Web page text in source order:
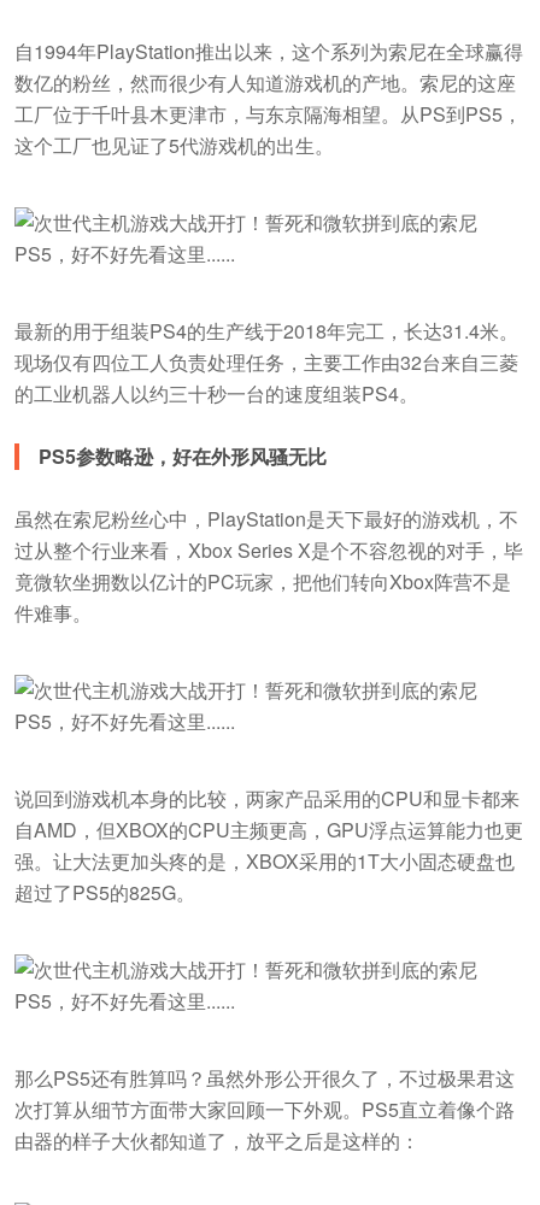
自1994年PlayStation推出以来，这个系列为索尼在全球赢得
数亿的粉丝，然而很少有人知道游戏机的产地。索尼的这座
工厂位于千叶县木更津市，与东京隔海相望。从PS到PS5，
这个工厂也见证了5代游戏机的出生。
最新的用于组装PS4的生产线于2018年完工，长达31.4米。
现场仅有四位工人负责处理任务，主要工作由32台来自三菱
的工业机器人以约三十秒一台的速度组装PS4。
PS5参数略逊，好在外形风骚无比
虽然在索尼粉丝心中，PlayStation是天下最好的游戏机，不
过从整个行业来看，Xbox Series X是个不容忽视的对手，毕
竟微软坐拥数以亿计的PC玩家，把他们转向Xbox阵营不是
件难事。
说回到游戏机本身的比较，两家产品采用的CPU和显卡都来
自AMD，但XBOX的CPU主频更高，GPU浮点运算能力也更
强。让大法更加头疼的是，XBOX采用的1T大小固态硬盘也
超过了PS5的825G。
那么PS5还有胜算吗？虽然外形公开很久了，不过极果君这
次打算从细节方面带大家回顾一下外观。PS5直立着像个路
由器的样子大伙都知道了，放平之后是这样的：